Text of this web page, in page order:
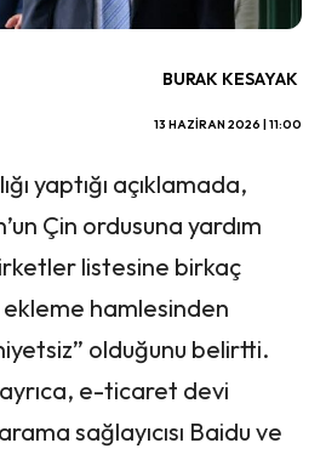
BURAK KESAYAK
13 HAZIRAN 2026 | 11:00
yaptığı açıklamada,
Çin ordusuna yardım
listesine birkaç
hamlesinden
olduğunu belirtti.
ayrıca, e-ticaret devi
sağlayıcısı Baidu ve